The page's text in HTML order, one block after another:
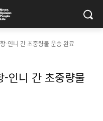
-인니 간 초중량물 운송 완료
-인니 간 초중량물